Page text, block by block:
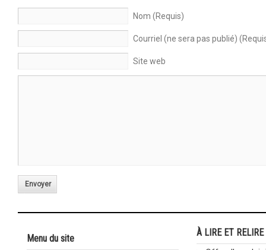
Nom (Requis)
Courriel (ne sera pas publié)
Site web
Envoyer
Menu du site
À LIRE ET RELIRE